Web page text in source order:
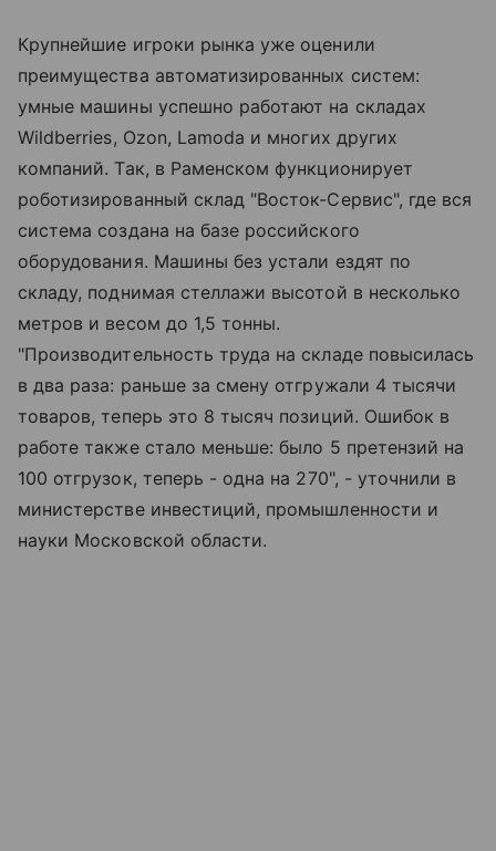
Крупнейшие игроки рынка уже оценили
преимущества автоматизированных систем:
умные машины успешно работают на складах
Wildberries, Ozon, Lamoda и многих других
компаний. Так, в Раменском функционирует
роботизированный склад "Восток-Сервис", где вся
система создана на базе российского
оборудования. Машины без устали ездят по
складу, поднимая стеллажи высотой в несколько
метров и весом до 1,5 тонны.
"Производительность труда на складе повысилась
в два раза: раньше за смену отгружали 4 тысячи
товаров, теперь это 8 тысяч позиций. Ошибок в
работе также стало меньше: было 5 претензий на
100 отгрузок, теперь - одна на 270", - уточнили в
министерстве инвестиций, промышленности и
науки Московской области.